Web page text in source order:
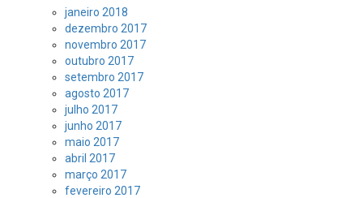
janeiro 2018
dezembro 2017
novembro 2017
outubro 2017
setembro 2017
agosto 2017
julho 2017
junho 2017
maio 2017
abril 2017
março 2017
fevereiro 2017